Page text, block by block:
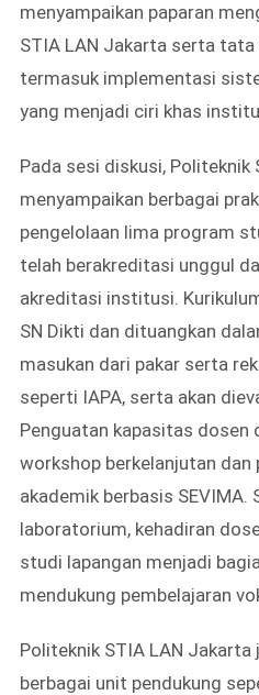
menyampaikan paparan
STIA LAN Jakarta serta tata
termasuk implementasi
yang menjadi ciri khas
Pada sesi diskusi, Politeknik
menyampaikan berbagai
pengelolaan lima program
telah berakreditasi unggul
akreditasi institusi.
SN Dikti dan dituangkan
masukan dari pakar serta
seperti IAPA, serta akan
Penguatan kapasitas dosen
workshop berkelanjutan
akademik berbasis
laboratorium, kehadiran
studi lapangan menjadi
mendukung pembelajaran
Politeknik STIA LAN
berbagai unit pendukung